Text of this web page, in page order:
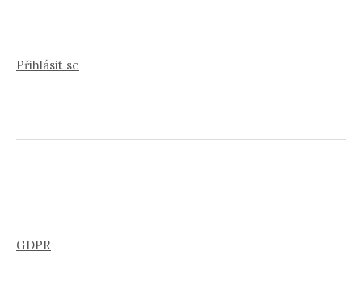
Přihlásit se
GDPR